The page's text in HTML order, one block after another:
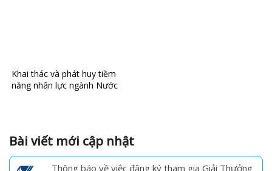
Khai thác và phát huy tiềm
năng nhân lực ngành Nước
Bài viết mới cập nhật
Thông báo về việc đăng ký tham gia Giải Thưởng